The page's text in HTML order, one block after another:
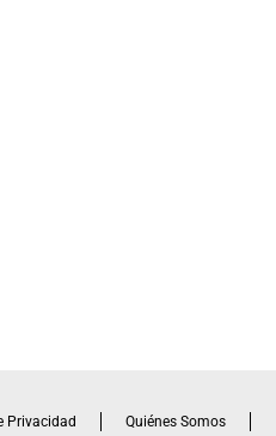
Privacidad Quiénes Somos